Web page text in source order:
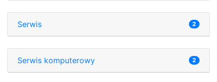
Serwis 2
Serwis komputerowy 2